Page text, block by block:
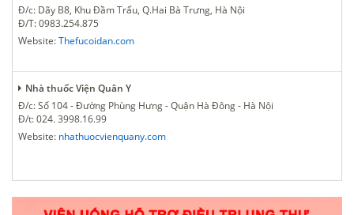
Đ/c: Dãy B8, Khu Đầm Trấu, Q.Hai Bà Trưng, Hà Nội
Đ/T: 0983.254.875
Website:Thefucoidan.com
Nhà thuốc Viện Quân Y
Đ/c: Số 104 - Đường Phùng Hưng - Quận Hà Đông - Hà Nội
Đ/t: 024. 3998.16.99
Website: nhathuocvienquany.com